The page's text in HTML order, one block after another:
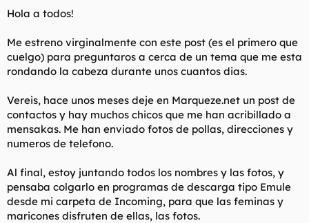
d
l
t
e
i
o
Hola a todos!
Me estreno virginalmente con este post (es el primero que
cuelgo) para preguntaros a cerca de un tema que me esta
rondando la cabeza durante unos cuantos dias.
Vereis, hace unos meses deje en Marqueze.net un post de
contactos y hay muchos chicos que me han acribillado a
mensakas. Me han enviado fotos de pollas, direcciones y
numeros de telefono.
Al final, estoy juntando todos los nombres y las fotos, y
pensaba colgarlo en programas de descarga tipo Emule
desde mi carpeta de Incoming, para que las feminas y
maricones disfruten de ellas, las fotos.